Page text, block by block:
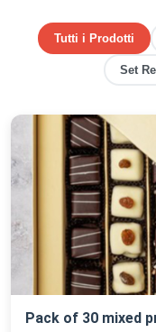
Tutti i Prodotti
Set
Pack of 30 mixed